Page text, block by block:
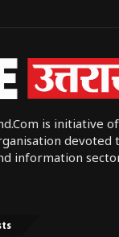
is initiative
devoted
information